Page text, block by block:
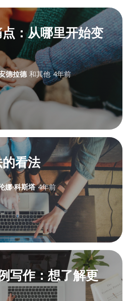
：从哪里开始变
德拉德 和其他 4年前
看法
娜·科斯塔 4年前
写作：想了解更